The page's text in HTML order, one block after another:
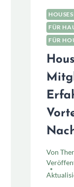
FÜR
FÜR
Von